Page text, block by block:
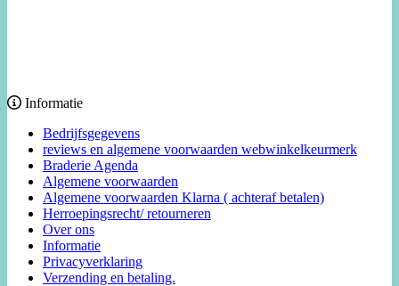
Informatie
Bedrijfsgegevens
reviews en algemene voorwaarden webwinkelkeurmerk
Braderie Agenda
Algemene voorwaarden
Algemene voorwaarden Klarna ( achteraf betalen)
Herroepingsrecht/ retourneren
Over ons
Informatie
Privacyverklaring
Verzending en betaling.